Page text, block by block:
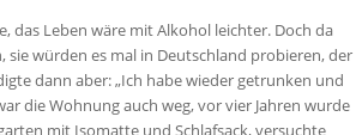
das Leben wäre mit Alkohol leichter. Doch da
würden es mal in Deutschland probieren, der
dann aber: „Ich habe wieder getrunken und
die Wohnung auch weg, vor vier Jahren wurde
mit Isomatte und Schlafsack, versuchte